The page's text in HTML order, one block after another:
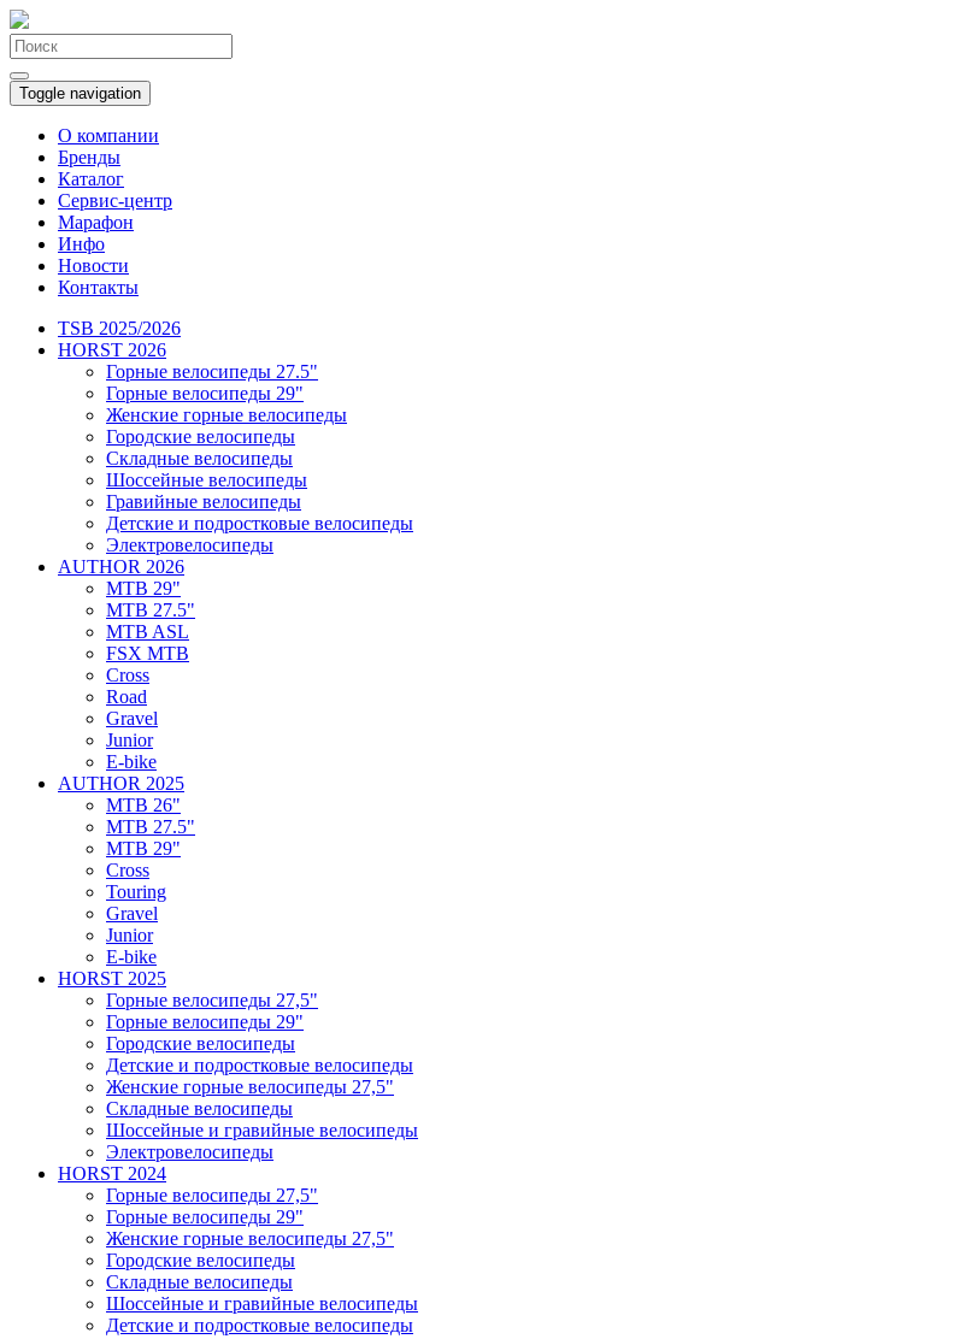
Toggle navigation
О компании
Бренды
Каталог
Сервис-центр
Марафон
Инфо
Новости
Контакты
TSB 2025/2026
HORST 2026
Горные велосипеды 27.5"
Горные велосипеды 29"
Женские горные велосипеды
Городские велосипеды
Складные велосипеды
Шоссейные велосипеды
Гравийные велосипеды
Детские и подростковые велосипеды
Электровелосипеды
AUTHOR 2026
MTB 29"
MTB 27.5"
MTB ASL
FSX MTB
Cross
Road
Gravel
Junior
E-bike
AUTHOR 2025
MTB 26"
MTB 27.5"
MTB 29"
Cross
Touring
Gravel
Junior
E-bike
HORST 2025
Горные велосипеды 27,5"
Горные велосипеды 29"
Городские велосипеды
Детские и подростковые велосипеды
Женские горные велосипеды 27,5"
Складные велосипеды
Шоссейные и гравийные велосипеды
Электровелосипеды
HORST 2024
Горные велосипеды 27,5"
Горные велосипеды 29"
Женские горные велосипеды 27,5"
Городские велосипеды
Складные велосипеды
Шоссейные и гравийные велосипеды
Детские и подростковые велосипеды